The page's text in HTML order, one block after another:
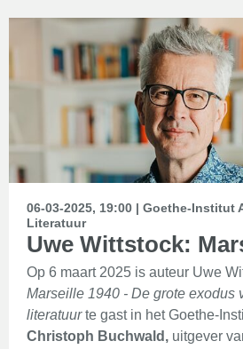
06-03-2025, 19:00 | Goethe-Institut
Literatuur
Uwe Wittstock:
Op 6 maart 2025 is auteur Uwe
Marseille 1940 - De grote exodus
literatuurte gast in het Goethe-
Christoph Buchwald, uitgever